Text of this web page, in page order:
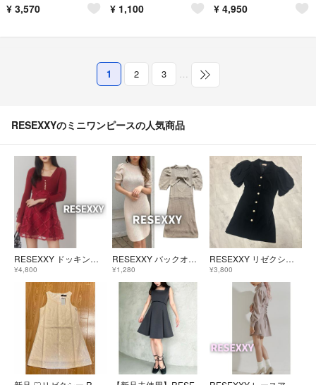
¥ 3,570 ¥ 1,100 ¥ 4,950
1 2 3 …
RESEXXYのミニワンピースの人気商品
RESEXXY ドッキングフレアミニニットワンピース 赤 レース リボン ボタン リゼクシー フリーサイズ 格子柄 長袖 ドレス
¥4,800
RESEXXY バックオープン タイト ミニワンピース 半袖 バックリボン 夏服
¥1,280
RESEXXY リゼクシー シアードッキングミニワンピース キャバドレス
¥3,800